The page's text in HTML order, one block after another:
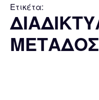
Ετικέτα: